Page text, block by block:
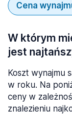
Cena
W którym
jest
Koszt wynajmu
w roku. Na
ceny w
znalezieniu